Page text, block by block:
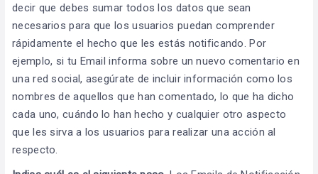
decir que debes sumar todos los datos que sean
necesarios para que los usuarios puedan comprender
rápidamente el hecho que les estás notificando. Por
ejemplo, si tu Email informa sobre un nuevo comentario en
una red social, asegúrate de incluir información como los
nombres de aquellos que han comentado, lo que ha dicho
cada uno, cuándo lo han hecho y cualquier otro aspecto
que les sirva a los usuarios para realizar una acción al
respecto.